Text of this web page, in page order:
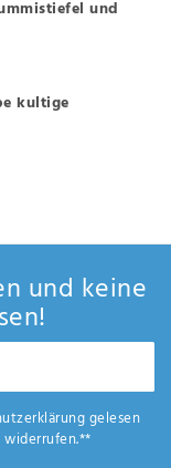
und
kultige
und keine
gelesen